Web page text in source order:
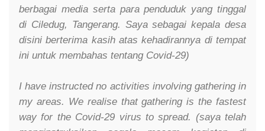
berbagai media serta para penduduk yang tinggal
di Ciledug, Tangerang. Saya sebagai kepala desa
disini berterima kasih atas kehadirannya di tempat
ini untuk membahas tentang Covid-29)
I have instructed no activities involving gathering in
my areas. We realise that gathering is the fastest
way for the Covid-29 virus to spread. (saya telah